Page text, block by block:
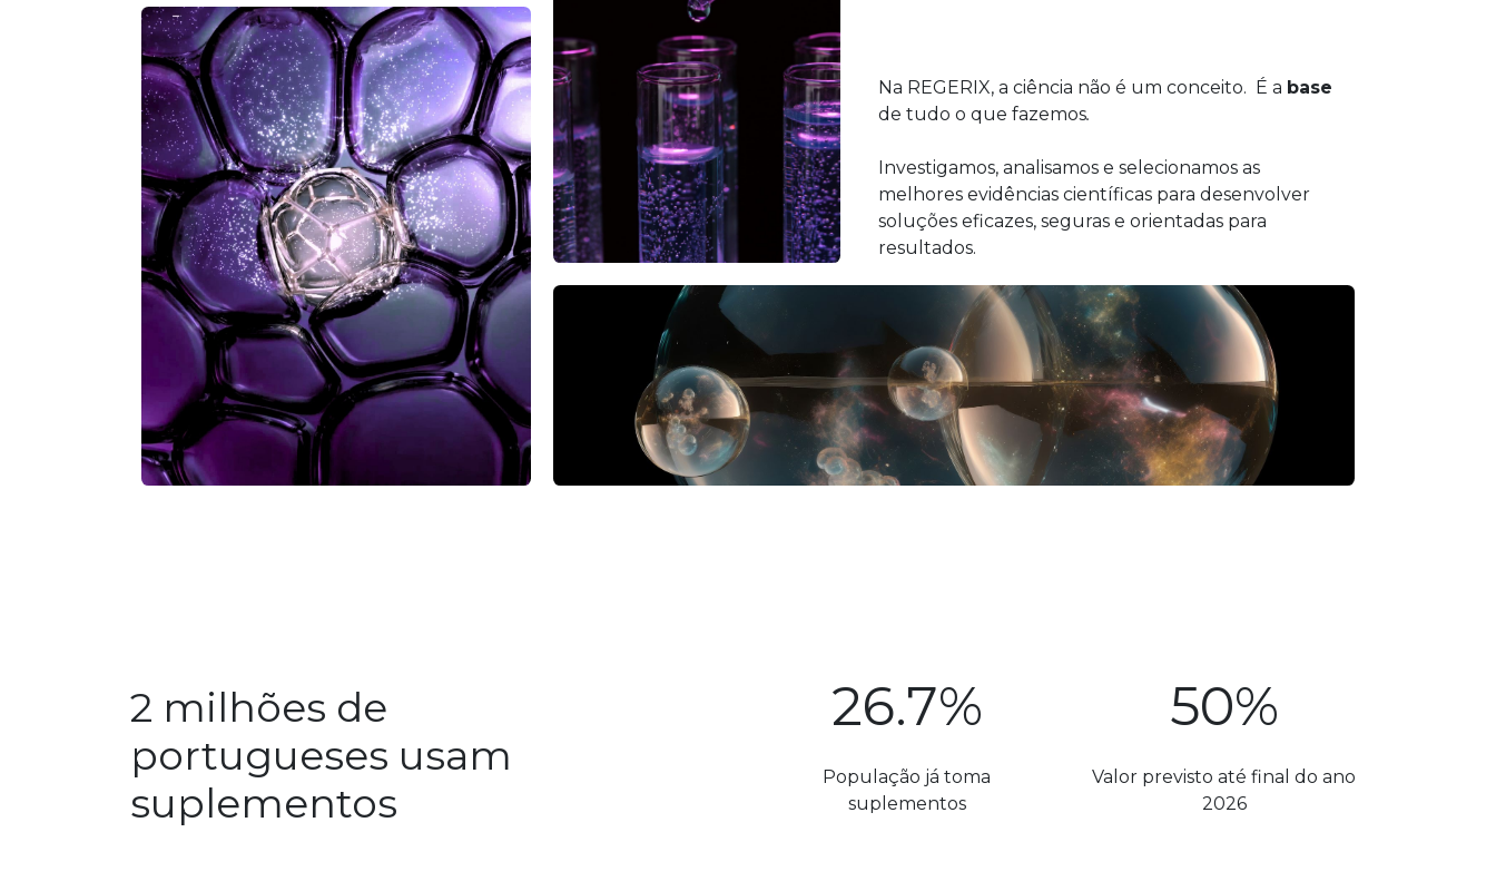
Na REGERIX, a ciência não é um conceito. É a base
de tudo o que fazemos.
Investigamos, analisamos e selecionamos as
melhores evidências científicas para desenvolver
soluções eficazes, seguras e orientadas para
resultados.
2 milhões de
portugueses usam
suplementos
26.7%
População já toma
suplementos
50%
Valor previsto até final do ano
2026